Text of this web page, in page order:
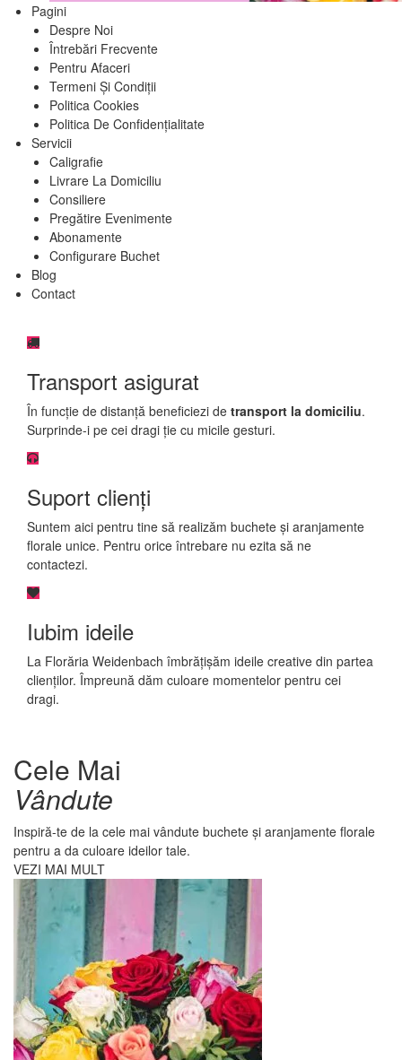
Pagini
Despre Noi
Întrebări Frecvente
Pentru Afaceri
Termeni Și Condiții
Politica Cookies
Politica De Confidențialitate
Servicii
Caligrafie
Livrare La Domiciliu
Consiliere
Pregătire Evenimente
Abonamente
Configurare Buchet
Blog
Contact
Transport asigurat
În funcție de distanță beneficiezi de transport la domiciliu.
Surprinde-i pe cei dragi ție cu micile gesturi.
Suport clienți
Suntem aici pentru tine să realizăm buchete și aranjamente
florale unice. Pentru orice întrebare nu ezita să ne
contactezi.
Iubim ideile
La Florăria Weidenbach îmbrățișăm ideile creative din partea
clienților. Împreună dăm culoare momentelor pentru cei
dragi.
Cele Mai
Vândute
Inspiră-te de la cele mai vândute buchete și aranjamente florale
pentru a da culoare ideilor tale.
VEZI MAI MULT